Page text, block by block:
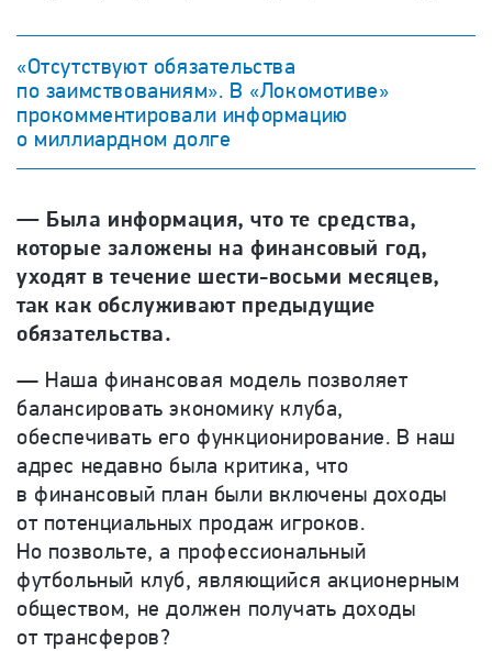
«Отсутствуют обязательства
по заимствованиям». В «Локомотиве»
прокомментировали информацию
о миллиардном долге
— Была информация, что те средства,
которые заложены на финансовый год,
уходят в течение шести-восьми месяцев,
так как обслуживают предыдущие
обязательства.
— Наша финансовая модель позволяет
балансировать экономику клуба,
обеспечивать его функционирование. В наш
адрес недавно была критика, что
в финансовый план были включены доходы
от потенциальных продаж игроков.
Но позвольте, а профессиональный
футбольный клуб, являющийся акционерным
обществом, не должен получать доходы
от трансферов?